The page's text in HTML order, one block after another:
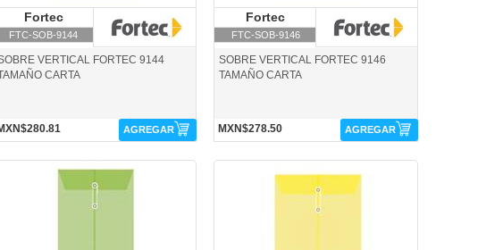
Fortec
FTC-SOB-9144
VERTICAL FORTEC 9144
CARTA
AGREGAR
Fortec
FTC-SOB-9146
SOBRE VERTICAL FORTEC 9146
TAMAÑO CARTA
MXN$278.50 AGREGAR
SOB-9154-Fortec